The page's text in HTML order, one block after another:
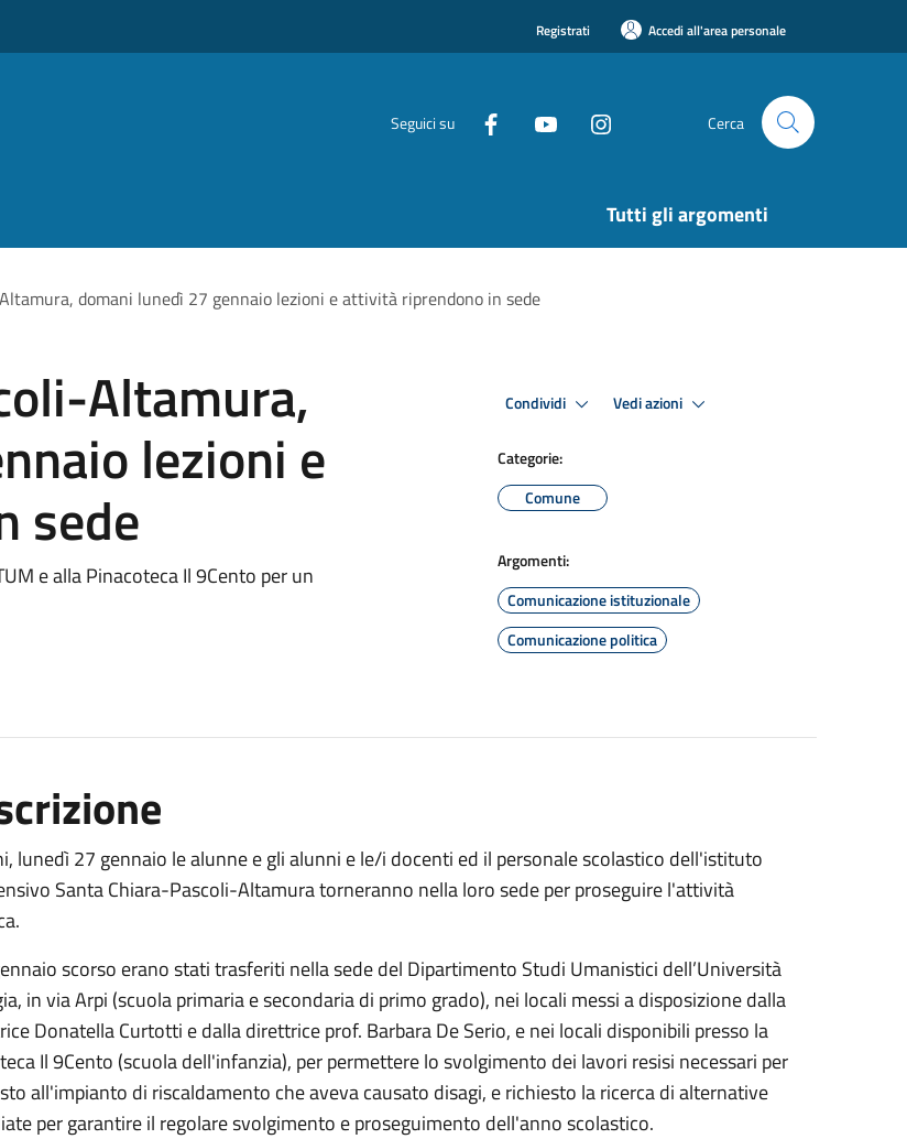
Registrati Accedi all'area personale
Seguici su Cerca
Tutti gli argomenti
domani lunedì 27 gennaio lezioni e attività riprendono in sede
Altamura,
lezioni e
sede
e alla Pinacoteca Il 9Cento per un
Condividi Vedi azioni
Categorie:
Comune
Argomenti:
Comunicazione istituzionale
Comunicazione politica
lunedì 27 gennaio le alunne e gli alunni e le/i docenti ed il personale scolastico dell'istituto
Santa Chiara-Pascoli-Altamura torneranno nella loro sede per proseguire l'attività
scorso erano stati trasferiti nella sede del Dipartimento Studi Umanistici dell’Università
in via Arpi (scuola primaria e secondaria di primo grado), nei locali messi a disposizione dalla
Donatella Curtotti e dalla direttrice prof. Barbara De Serio, e nei locali disponibili presso la
Il 9Cento (scuola dell'infanzia), per permettere lo svolgimento dei lavori resisi necessari per
all'impianto di riscaldamento che aveva causato disagi, e richiesto la ricerca di alternative
per garantire il regolare svolgimento e proseguimento dell'anno scolastico.